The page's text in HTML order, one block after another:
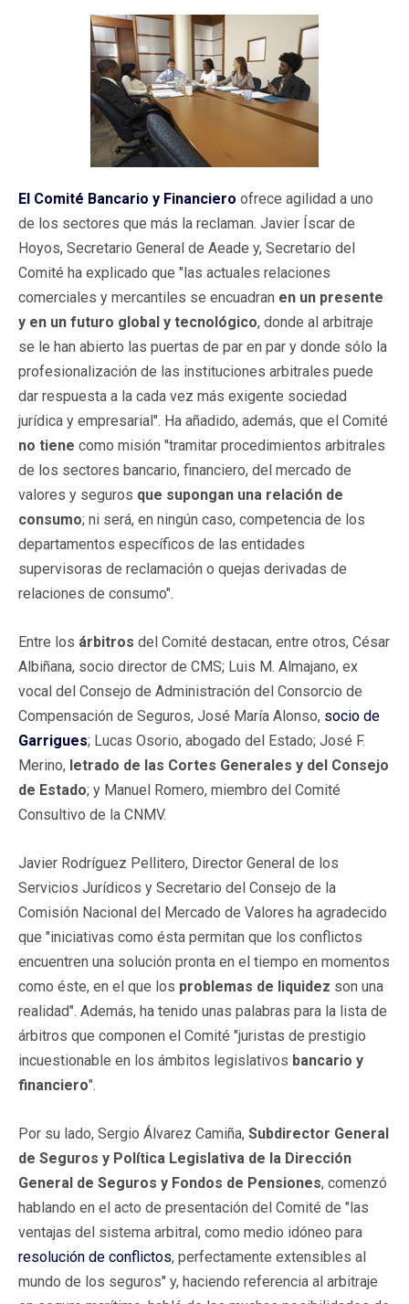
El Comité Bancario y Financiero ofrece agilidad a uno
de los sectores que más la reclaman. Javier Íscar de
Hoyos, Secretario General de Aeade y, Secretario del
Comité ha explicado que "las actuales relaciones
comerciales y mercantiles se encuadran en un presente
y en un futuro global y tecnológico, donde al arbitraje
se le han abierto las puertas de par en par y donde sólo la
profesionalización de las instituciones arbitrales puede
dar respuesta a la cada vez más exigente sociedad
jurídica y empresarial". Ha añadido, además, que el Comité
no tiene como misión "tramitar procedimientos arbitrales
de los sectores bancario, financiero, del mercado de
valores y seguros que supongan una relación de
consumo; ni será, en ningún caso, competencia de los
departamentos específicos de las entidades
supervisoras de reclamación o quejas derivadas de
relaciones de consumo".
Entre los árbitros del Comité destacan, entre otros, César
Albiñana, socio director de CMS; Luis M. Almajano, ex
vocal del Consejo de Administración del Consorcio de
Compensación de Seguros, José María Alonso, socio de
Garrigues; Lucas Osorio, abogado del Estado; José F.
Merino, letrado de las Cortes Generales y del Consejo
de Estado; y Manuel Romero, miembro del Comité
Consultivo de la CNMV.
Javier Rodríguez Pellitero, Director General de los
Servicios Jurídicos y Secretario del Consejo de la
Comisión Nacional del Mercado de Valores ha agradecido
que "iniciativas como ésta permitan que los conflictos
encuentren una solución pronta en el tiempo en momentos
como éste, en el que los problemas de liquidez son una
realidad". Además, ha tenido unas palabras para la lista de
árbitros que componen el Comité "juristas de prestigio
incuestionable en los ámbitos legislativos bancario y
financiero".
Por su lado, Sergio Álvarez Camiña, Subdirector General
de Seguros y Política Legislativa de la Dirección
General de Seguros y Fondos de Pensiones, comenzó
hablando en el acto de presentación del Comité de "las
ventajas del sistema arbitral, como medio idóneo para
resolución de conflictos, perfectamente extensibles al
mundo de los seguros" y, haciendo referencia al arbitraje